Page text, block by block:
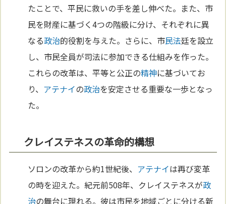
たことで、平民に救いの手を差し伸べた。また、市
民を財産に基づく4つの階級に分け、それぞれに異
なる政治的役割を与えた。さらに、市民法廷を設立
し、市民全員が司法に参加できる仕組みを作った。
これらの改革は、平等と公正の精神に基づいてお
り、 アテナイの政治を安定させる重要な一歩となっ
た。
クレイステネスの革命的構想
ソロンの改革から約1世紀後、 アテナイは再び変革
の時を迎えた。紀元前508年、クレイステネスが政
治の舞台に現れる。彼は市民を地域ごとに分ける新